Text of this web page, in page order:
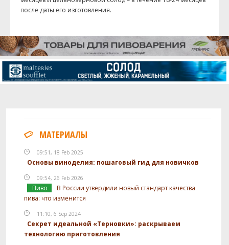
после даты его изготовления.
МАТЕРИАЛЫ
09:51, 18 Feb 2025
Основы виноделия: пошаговый гид для новичков
09:54, 26 Feb 2026
Пиво
В России утвердили новый стандарт качества
пива: что изменится
11:10, 6 Sep 2024
Секрет идеальной «Терновки»: раскрываем
технологию приготовления